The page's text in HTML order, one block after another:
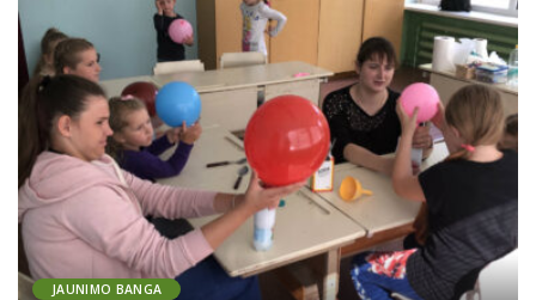
JAUNIMO BANGA